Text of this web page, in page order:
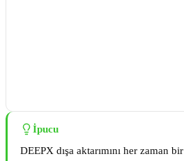
İpucu
DEEPX dışa aktarımını her zaman bir